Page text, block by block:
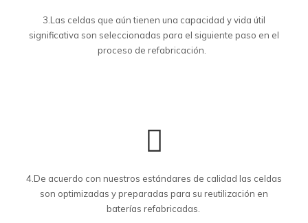
3.Las celdas que aún tienen una capacidad y vida útil
significativa son seleccionadas para el siguiente paso en el
proceso de refabricación.
4.De acuerdo con nuestros estándares de calidad las celdas
son optimizadas y preparadas para su reutilización en
baterías refabricadas.